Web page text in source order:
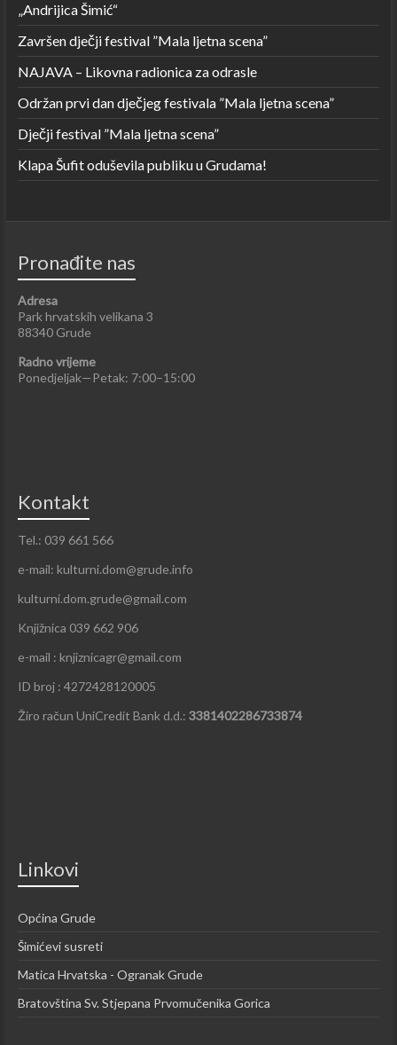
„Andrijica Šimić“
Završen dječji festival ”Mala ljetna scena”
NAJAVA – Likovna radionica za odrasle
Održan prvi dan dječjeg festivala ”Mala ljetna scena”
Dječji festival ”Mala ljetna scena”
Klapa Šufit oduševila publiku u Grudama!
Pronađite nas
Adresa
Park hrvatskih velikana 3
88340 Grude
Radno vrijeme
Ponedjeljak—Petak: 7:00–15:00
Kontakt
Tel.: 039 661 566
e-mail: kulturni.dom@grude.info
kulturni.dom.grude@gmail.com
Knjižnica 039 662 906
e-mail : knjiznicagr@gmail.com
ID broj : 4272428120005
Žiro račun UniCredit Bank d.d.: 3381402286733874
Linkovi
Općina Grude
Šimićevi susreti
Matica Hrvatska - Ogranak Grude
Bratovština Sv. Stjepana Prvomučenika Gorica